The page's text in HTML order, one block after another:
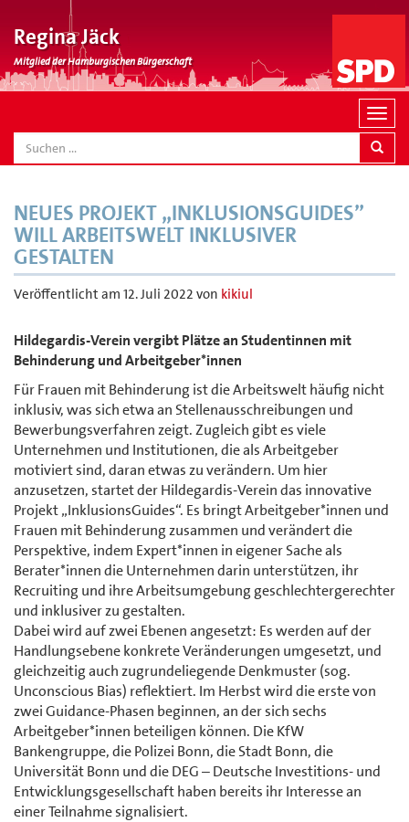
Regina Jäck
Mitglied der Hamburgischen Bürgerschaft
N
a
v
SEARCH
NEUES PROJEKT „INKLUSIONSGUIDES”
WILL ARBEITSWELT INKLUSIVER
GESTALTEN
Veröffentlicht am 12. Juli 2022 von kikiul
Hildegardis-Verein vergibt Plätze an Studentinnen mit
Behinderung und Arbeitgeber*innen
Für Frauen mit Behinderung ist die Arbeitswelt häufig nicht
inklusiv, was sich etwa an Stellenausschreibungen und
Bewerbungsverfahren zeigt. Zugleich gibt es viele
Unternehmen und Institutionen, die als Arbeitgeber
motiviert sind, daran etwas zu verändern. Um hier
anzusetzen, startet der Hildegardis-Verein das innovative
Projekt „InklusionsGuides“. Es bringt Arbeitgeber*innen und
Frauen mit Behinderung zusammen und verändert die
Perspektive, indem Expert*innen in eigener Sache als
Berater*innen die Unternehmen darin unterstützen, ihr
Recruiting und ihre Arbeitsumgebung geschlechtergerechter
und inklusiver zu gestalten.
Dabei wird auf zwei Ebenen angesetzt: Es werden auf der
Handlungsebene konkrete Veränderungen umgesetzt, und
gleichzeitig auch zugrundeliegende Denkmuster (sog.
Unconscious Bias) reflektiert. Im Herbst wird die erste von
zwei Guidance-Phasen beginnen, an der sich sechs
Arbeitgeber*innen beteiligen können. Die KfW
Bankengruppe, die Polizei Bonn, die Stadt Bonn, die
Universität Bonn und die DEG – Deutsche Investitions- und
Entwicklungsgesellschaft haben bereits ihr Interesse an
einer Teilnahme signalisiert.